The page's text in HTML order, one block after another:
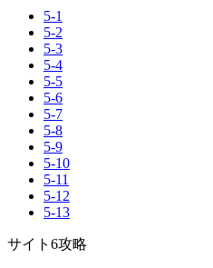
5-1
5-2
5-3
5-4
5-5
5-6
5-7
5-8
5-9
5-10
5-11
5-12
5-13
サイト6攻略